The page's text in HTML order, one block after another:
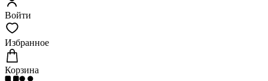
Войти
Избранное
Корзина